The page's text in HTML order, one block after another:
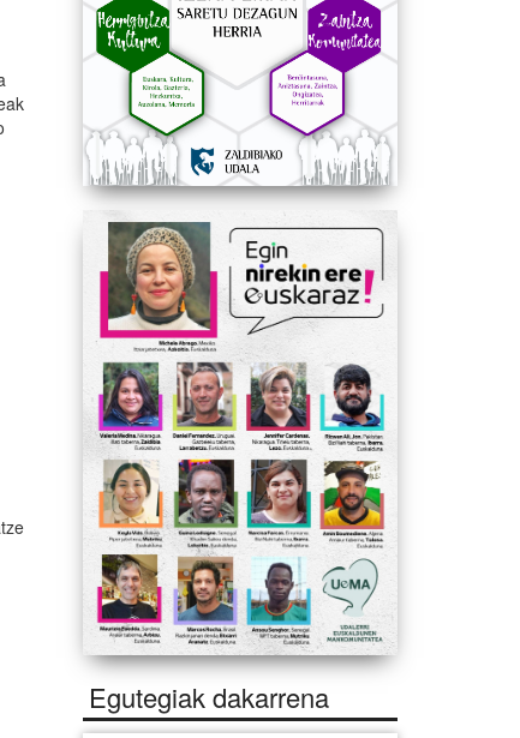
Egutegiak dakarrena